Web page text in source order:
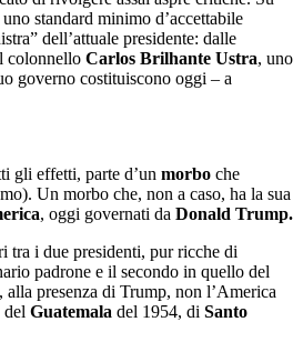
standard minimo d’accettabile
dell’attuale presidente: dalle
colonnello Carlos Brilhante Ustra, uno
governo costituiscono oggi – a
gli effetti, parte d’un morbo che
Un morbo che, non a caso, ha la sua
, oggi governati da Donald Trump.
tra i due presidenti, pur ricche di
padrone e il secondo in quello del
presenza di Trump, non l’America
del Guatemala del 1954, di Santo